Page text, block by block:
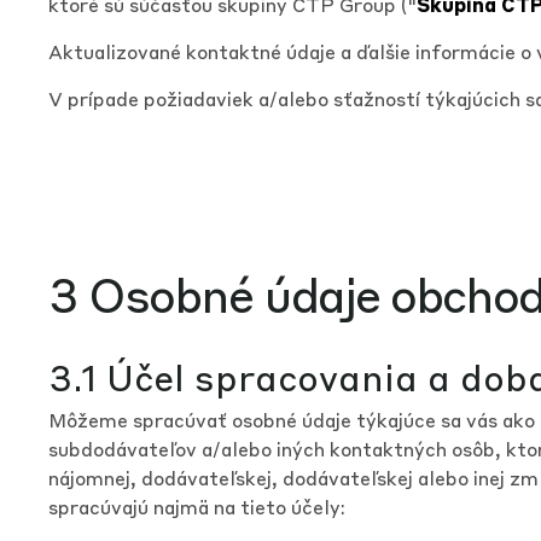
Aktualizované kontaktné údaje a ďalšie informácie
V prípade požiadaviek a/alebo sťažností týkajúcich
3 Osobné údaje
3.1 Účel spracovania a
Môžeme spracúvať osobné údaje týkajúce sa vás
subdodávateľov a/alebo iných kontaktných osôb,
nájomnej, dodávateľskej, dodávateľskej alebo inej
spracúvajú najmä na tieto účely: